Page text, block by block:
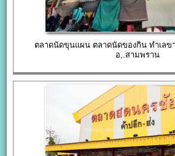
ตลาดนัดขุนแผน ตลาดนัดของกิน ทำเล
อ,.สามพราน